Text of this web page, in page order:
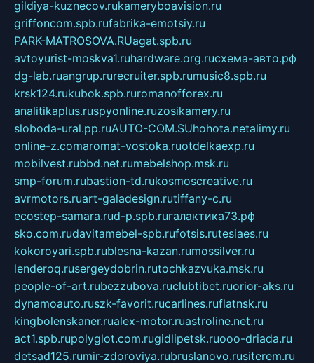
gildiya-kuznecov.rukameryboavision.ru
griffoncom.spb.rufabrika-emotsiy.ru
PARK-MATROSOVA.RUagat.spb.ru
avtoyurist-moskva1.ruhardware.org.ruсхема-авто.рф
dg-lab.ruangrup.rurecruiter.spb.rumusic8.spb.ru
krsk124.rukubok.spb.ruromanofforex.ru
analitikaplus.ruspyonline.ruzosikamery.ru
sloboda-ural.pp.ruAUTO-COM.SUhohota.netalimy.ru
online-z.comaromat-vostoka.ruotdelkaexp.ru
mobilvest.rubbd.net.rumebelshop.msk.ru
smp-forum.rubastion-td.rukosmoscreative.ru
avrmotors.ruart-galadesign.rutiffany-c.ru
ecostep-samara.rud-p.spb.ruгалактика73.рф
sko.com.rudavitamebel-spb.rufotsis.rutesiaes.ru
kokoroyari.spb.rublesna-kazan.rumossilver.ru
lenderoq.rusergeydobrin.rutochkazvuka.msk.ru
people-of-art.rubezzubova.ruclubtibet.ruorior-aks.ru
dynamoauto.ruszk-favorit.rucarlines.ruflatnsk.ru
kingbolenskaner.rualex-motor.ruastroline.net.ru
act1.spb.rupolyglot.com.rugidlipetsk.ruooo-driada.ru
detsad125.rumir-zdoroviya.rubruslanovo.rusiterem.ru